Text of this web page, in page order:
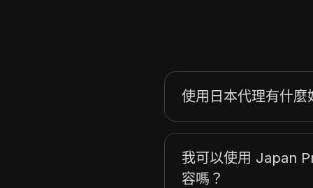
馬爾他
挪威
使用日本代理有什麼
我可以使用 Japan
容嗎？